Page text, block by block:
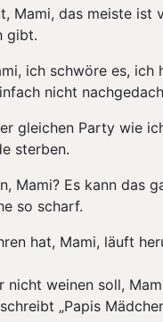
Mami, das meiste ist
gibt.
ich schwöre es,
nicht
gleichen Party wie
sterben.
Mami? Es kann das
so scharf.
hat, Mami, läuft
nicht weinen soll,
„Papis